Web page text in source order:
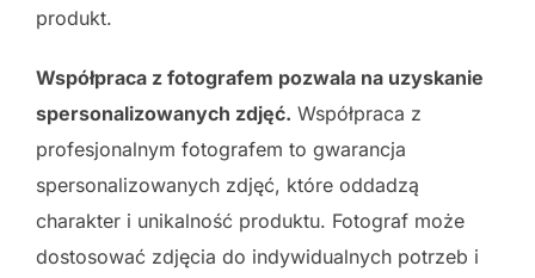
produkt.
Współpraca z fotografem pozwala na uzyskanie
spersonalizowanych zdjęć. Współpraca z
profesjonalnym fotografem to gwarancja
spersonalizowanych zdjęć, które oddadzą
charakter i unikalność produktu. Fotograf może
dostosować zdjęcia do indywidualnych potrzeb i